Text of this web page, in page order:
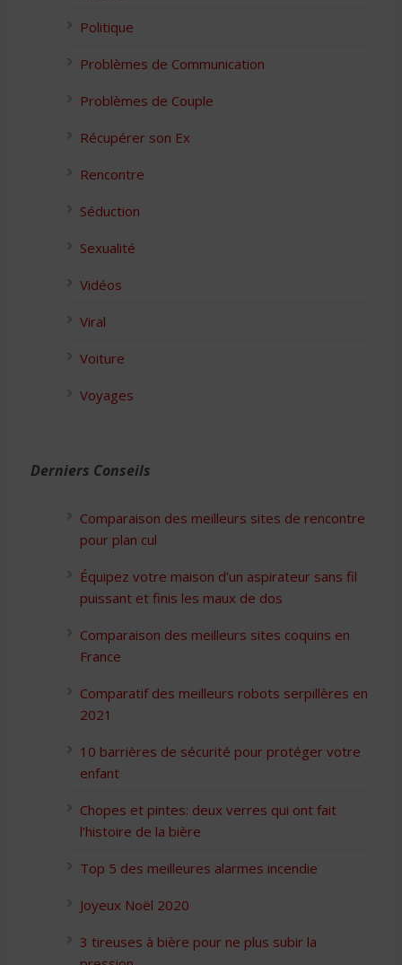
Politique
Problèmes de Communication
Problèmes de Couple
Récupérer son Ex
Rencontre
Séduction
Sexualité
Vidéos
Viral
Voiture
Voyages
Derniers Conseils
Comparaison des meilleurs sites de rencontre
pour plan cul
Équipez votre maison d’un aspirateur sans fil
puissant et finis les maux de dos
Comparaison des meilleurs sites coquins en
France
Comparatif des meilleurs robots serpillères en
2021
10 barrières de sécurité pour protéger votre
enfant
Chopes et pintes: deux verres qui ont fait
l’histoire de la bière
Top 5 des meilleures alarmes incendie
Joyeux Noël 2020
3 tireuses à bière pour ne plus subir la